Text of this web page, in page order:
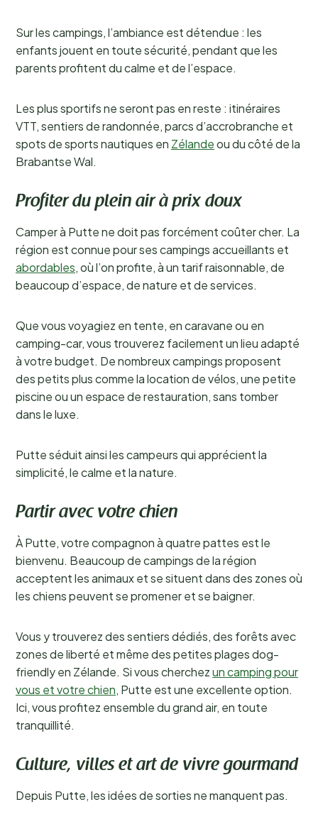
Sur les campings, l’ambiance est détendue : les
enfants jouent en toute sécurité, pendant que les
parents profitent du calme et de l’espace.
Les plus sportifs ne seront pas en reste : itinéraires
VTT, sentiers de randonnée, parcs d’accrobranche et
spots de sports nautiques en Zélandeou du côté de la
Brabantse Wal.
Profiter du plein air à prix doux
Camper à Putte ne doit pas forcément coûter cher. La
région est connue pour ses campings accueillants et
abordables, où l’on profite, à un tarif raisonnable, de
beaucoup d’espace, de nature et de services.
Que vous voyagiez en tente, en caravane ou en
camping-car, vous trouverez facilement un lieu adapté
à votre budget. De nombreux campings proposent
des petits plus comme la location de vélos, une petite
piscine ou un espace de restauration, sans tomber
dans le luxe.
Putte séduit ainsi les campeurs qui apprécient la
simplicité, le calme et la nature.
Partir avec votre chien
À Putte, votre compagnon à quatre pattes est le
bienvenu. Beaucoup de campings de la région
acceptent les animaux et se situent dans des zones où
les chiens peuvent se promener et se baigner.
Vous y trouverez des sentiers dédiés, des forêts avec
zones de liberté et même des petites plages dog-
friendly en Zélande. Si vous cherchezun camping pour
vous et votre chien, Putte est une excellente option.
Ici, vous profitez ensemble du grand air, en toute
tranquillité.
Culture, villes et art de vivre gourmand
Depuis Putte, les idées de sorties ne manquent pas.